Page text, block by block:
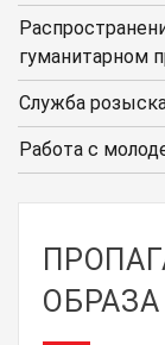
гуманитарном
Служба
Работа с